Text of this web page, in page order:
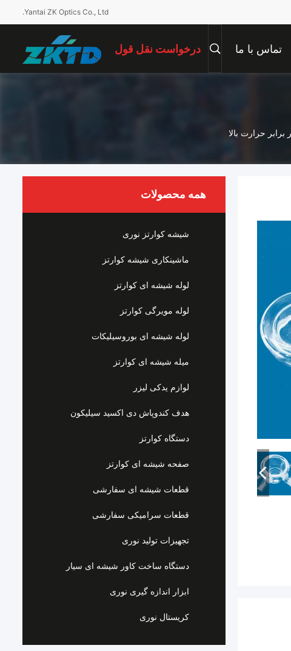
Yantai ZK Optics Co., Ltd.
تماس با ما درخواست نقل قول
حرارت بالا
همه محصولات
شیشه کوارتز نوری
ماشینکاری شیشه کوارتز
لوله شیشه ای کوارتز
لوله مویرگی کوارتز
لوله شیشه ای بوروسیلیکات
میله شیشه ای کوارتز
لوازم یدکی لیزر
هدف کندوپاش دی اکسید سیلیکون
دستگاه کوارتز
صفحه شیشه ای کوارتز
قطعات شیشه ای سفارشی
قطعات سرامیکی سفارشی
تجهیزات تولید نوری
دستگاه ساخت کاور شیشه ای سیار
ابزار اندازه گیری نوری
کریستال نوری